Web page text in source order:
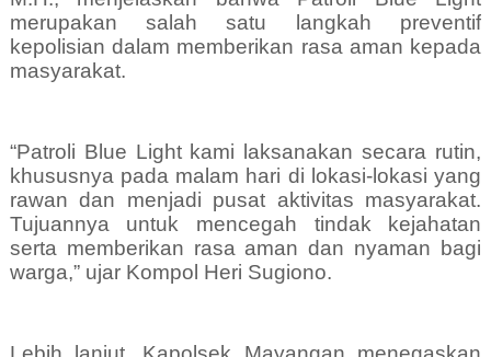
merupakan salah satu langkah preventif
kepolisian dalam memberikan rasa aman kepada
masyarakat.
“Patroli Blue Light kami laksanakan secara rutin,
khususnya pada malam hari di lokasi-lokasi yang
rawan dan menjadi pusat aktivitas masyarakat.
Tujuannya untuk mencegah tindak kejahatan
serta memberikan rasa aman dan nyaman bagi
warga,” ujar Kompol Heri Sugiono.